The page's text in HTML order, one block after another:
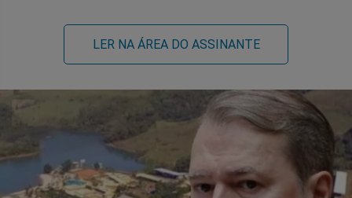
LER NA ÁREA DO ASSINANTE